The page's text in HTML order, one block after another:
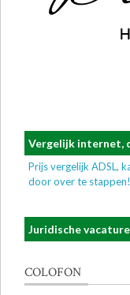
Vergelijk internet,
Prijs vergelijk ADSL,
door over te stappen!
Juridische
COLOFON